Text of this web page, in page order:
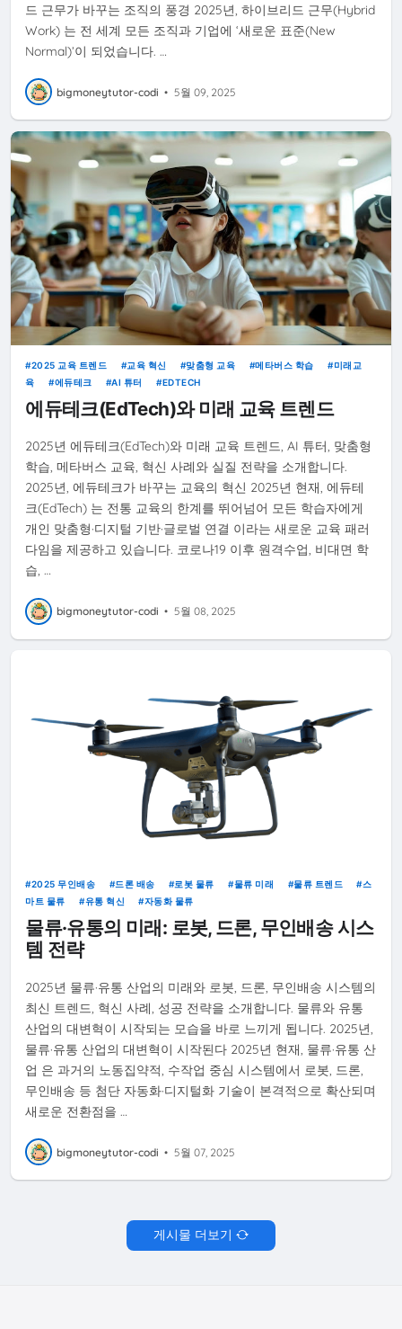
드 근무가 바꾸는 조직의 풍경 2025년, 하이브리드 근무(Hybrid
Work) 는 전 세계 모든 조직과 기업에 ‘새로운 표준(New
Normal)’이 되었습니다. …
bigmoneytutor-codi • 5월 09, 2025
2025 교육 트렌드 교육 혁신 맞춤형 교육 메타버스 학습
미래교
육
에듀테크 AI 튜터 EDTECH
에듀테크(EdTech)와 미래 교육 트렌드
2025년 에듀테크(EdTech)와 미래 교육 트렌드, AI 튜터, 맞춤형
학습, 메타버스 교육, 혁신 사례와 실질 전략을 소개합니다.
2025년, 에듀테크가 바꾸는 교육의 혁신 2025년 현재, 에듀테
크(EdTech) 는 전통 교육의 한계를 뛰어넘어 모든 학습자에게
개인 맞춤형·디지털 기반·글로벌 연결 이라는 새로운 교육 패러
다임을 제공하고 있습니다. 코로나19 이후 원격수업, 비대면 학
습, …
bigmoneytutor-codi • 5월 08, 2025
2025 무인배송 드론 배송 로봇 물류 물류 미래 물류 트렌드
스
마트 물류
유통 혁신 자동화 물류
물류·유통의 미래: 로봇, 드론, 무인배송 시스
템 전략
2025년 물류·유통 산업의 미래와 로봇, 드론, 무인배송 시스템의
최신 트렌드, 혁신 사례, 성공 전략을 소개합니다. 물류와 유통
산업의 대변혁이 시작되는 모습을 바로 느끼게 됩니다. 2025년,
물류·유통 산업의 대변혁이 시작된다 2025년 현재, 물류·유통 산
업 은 과거의 노동집약적, 수작업 중심 시스템에서 로봇, 드론,
무인배송 등 첨단 자동화·디지털화 기술이 본격적으로 확산되며
새로운 전환점을 …
bigmoneytutor-codi • 5월 07, 2025
게시물 더보기